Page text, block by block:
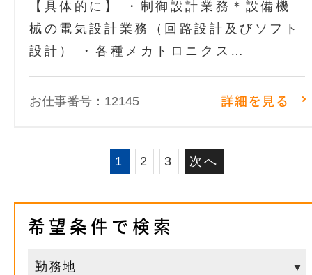
【具体的に】 ・制御設計業務＊設備機
械の電気設計業務（回路設計及びソフト
設計） ・各種メカトロニクス…
お仕事番号：12145 詳細を見る
1 2 3 次へ
希望条件で検索